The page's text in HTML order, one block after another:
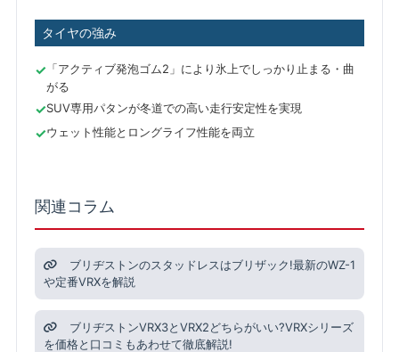
タイヤの強み
「アクティブ発泡ゴム2」により氷上でしっかり止まる・曲
がる
SUV専用パタンが冬道での高い走行安定性を実現
ウェット性能とロングライフ性能を両立
関連コラム
ブリヂストンのスタッドレスはブリザック!最新のWZ-1
や定番VRXを解説
ブリヂストンVRX3とVRX2どちらがいい?VRXシリーズ
を価格と口コミもあわせて徹底解説!